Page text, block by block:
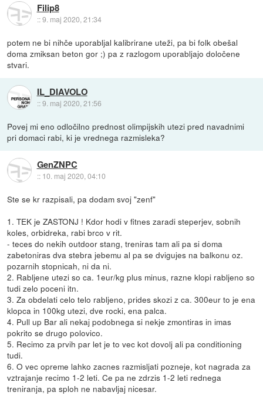
Filip8
::9. maj 2020, 21:34
potem ne bi nihče uporabljal kalibrirane uteži, pa bi folk obešal
doma zmiksan beton gor ;) pa z razlogom uporabljajo določene
stvari.
IL_DIAVOLO
::9. maj 2020, 21:56
Povej mi eno odločilno prednost olimpijskih utezi pred navadnimi
pri domaci rabi, ki je vrednega razmisleka?
GenZNPC
:: 10. maj 2020, 04:10
Ste se kr razpisali, pa dodam svoj "zenf"
1. TEK je ZASTONJ ! Kdor hodi v fitnes zaradi steperjev, sobnih
koles, orbidreka, rabi brco v rit.
- teces do nekih outdoor stang, treniras tam ali pa si doma
zabetoniras dva stebra jebemu al pa se dvigujes na balkonu oz.
pozarnih stopnicah, ni da ni.
2. Rabljene utezi so ca. 1eur/kg plus minus, razne klopi rabljeno so
tudi zelo poceni itn.
3. Za obdelati celo telo rabljeno, prides skozi z ca. 300eur to je ena
klopca in 100kg utezi, dve rocki, ena palca.
4. Pull up Bar ali nekaj podobnega si nekje zmontiras in imas
pokrito se drugo polovico.
5. Recimo za prvih par let je to vec kot dovolj ali pa conditioning
tudi.
6. O vec opreme lahko zacnes razmisljati pozneje, kot nagrada za
vztrajanje recimo 1-2 leti. Ce pa ne zdrzis 1-2 leti rednega
treniranja, pa sploh ne nabavljaj nicesar.